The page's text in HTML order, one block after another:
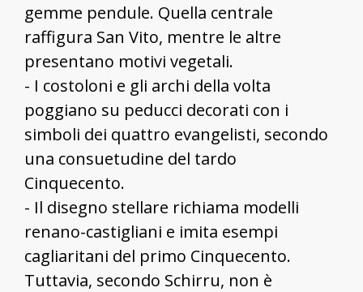
gemme pendule. Quella centrale
raffigura San Vito, mentre le altre
presentano motivi vegetali.
- I costoloni e gli archi della volta
poggiano su peducci decorati con i
simboli dei quattro evangelisti, secondo
una consuetudine del tardo
Cinquecento.
- Il disegno stellare richiama modelli
renano-castigliani e imita esempi
cagliaritani del primo Cinquecento.
Tuttavia, secondo Schirru, non è